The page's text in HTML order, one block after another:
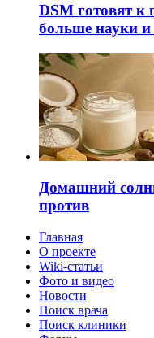
DSM готовят к
больше науки
Домашний
против
Главная
О проекте
Wiki-статьи
Фото и видео
Новости
Поиск врача
Поиск клиники